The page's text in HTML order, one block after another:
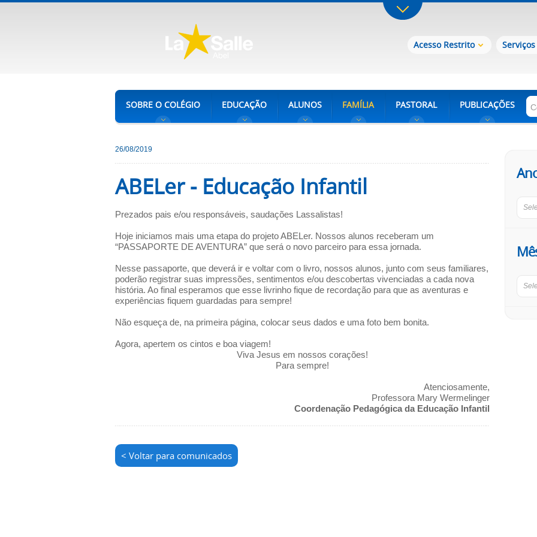
Acesso Restrito Serviços
SOBRE O COLÉGIO EDUCAÇÃO ALUNOS FAMÍLIA PASTORAL PUBLICAÇÕES
26/08/2019
ABELer - Educação Infantil
Prezados pais e/ou responsáveis, saudações Lassalistas!
Hoje iniciamos mais uma etapa do projeto ABELer. Nossos alunos receberam um
“PASSAPORTE DE AVENTURA” que será o novo parceiro para essa jornada.
Nesse passaporte, que deverá ir e voltar com o livro, nossos alunos, junto com seus familiares,
poderão registrar suas impressões, sentimentos e/ou descobertas vivenciadas a cada nova
história. Ao final esperamos que esse livrinho fique de recordação para que as aventuras e
experiências fiquem guardadas para sempre!
Não esqueça de, na primeira página, colocar seus dados e uma foto bem bonita.
Agora, apertem os cintos e boa viagem!
Viva Jesus em nossos corações!
Para sempre!
Atenciosamente,
Professora Mary Wermelinger
Coordenação Pedagógica da Educação Infantil
< Voltar para comunicados